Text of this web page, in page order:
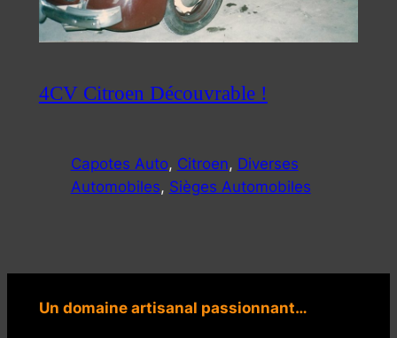
4CV Citroen Découvrable !
Capotes Auto, Citroen, Diverses
Automobiles, Sièges Automobiles
Un domaine artisanal passionnant…